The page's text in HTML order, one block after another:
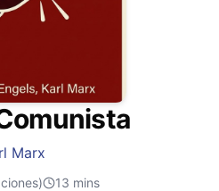
Marx
13 mins